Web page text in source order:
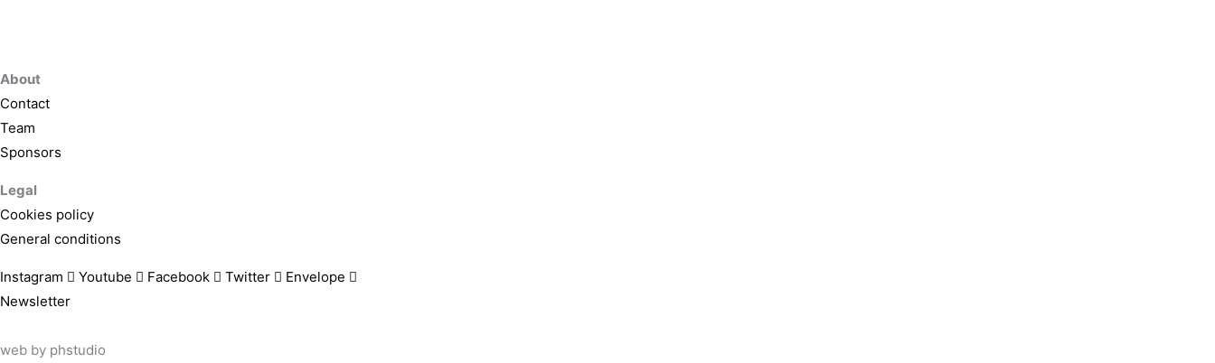
About
Contact
Team
Sponsors
Legal
Cookies policy
General conditions
Instagram Youtube Facebook Twitter
Envelope
Newsletter
web by phstudio